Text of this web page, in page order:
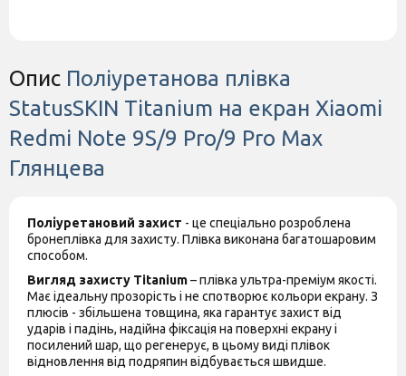
Опис Поліуретанова плівка
StatusSKIN Titanium на екран Xiaomi
Redmi Note 9S/9 Pro/9 Pro Max
Глянцева
Поліуретановий захист - це спеціально розроблена
бронеплівка для захисту. Плівка виконана багатошаровим
способом.
Вигляд захисту Titanium– плівка ультра-преміум якості.
Має ідеальну прозорість і не спотворює кольори екрану. З
плюсів - збільшена товщина, яка гарантує захист від
ударів і падінь, надійна фіксація на поверхні екрану і
посилений шар, що регенерує, в цьому виді плівок
відновлення від подряпин відбувається швидше.